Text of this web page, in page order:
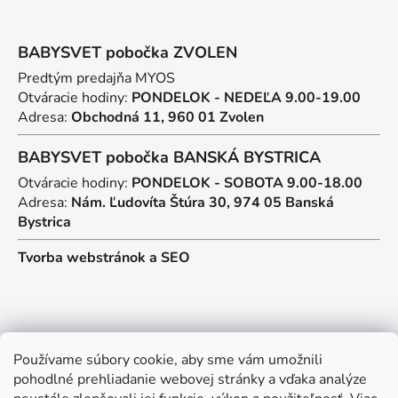
Používame súbory cookie, aby sme vám umožnili
pohodlné prehliadanie webovej stránky a vďaka analýze
BABYSVET pobočka ZVOLEN
Predtým predajňa MYOS
Otváracie hodiny: PONDELOK - NEDEĽA 9.00-19.00
Adresa: Obchodná 11, 960 01 Zvolen
BABYSVET pobočka BANSKÁ BYSTRICA
Otváracie hodiny: PONDELOK - SOBOTA 9.00-18.00
Adresa: Nám. Ľudovíta Štúra 30, 974 05 Banská
Bystrica
Tvorba webstránok a SEO
Kontakt